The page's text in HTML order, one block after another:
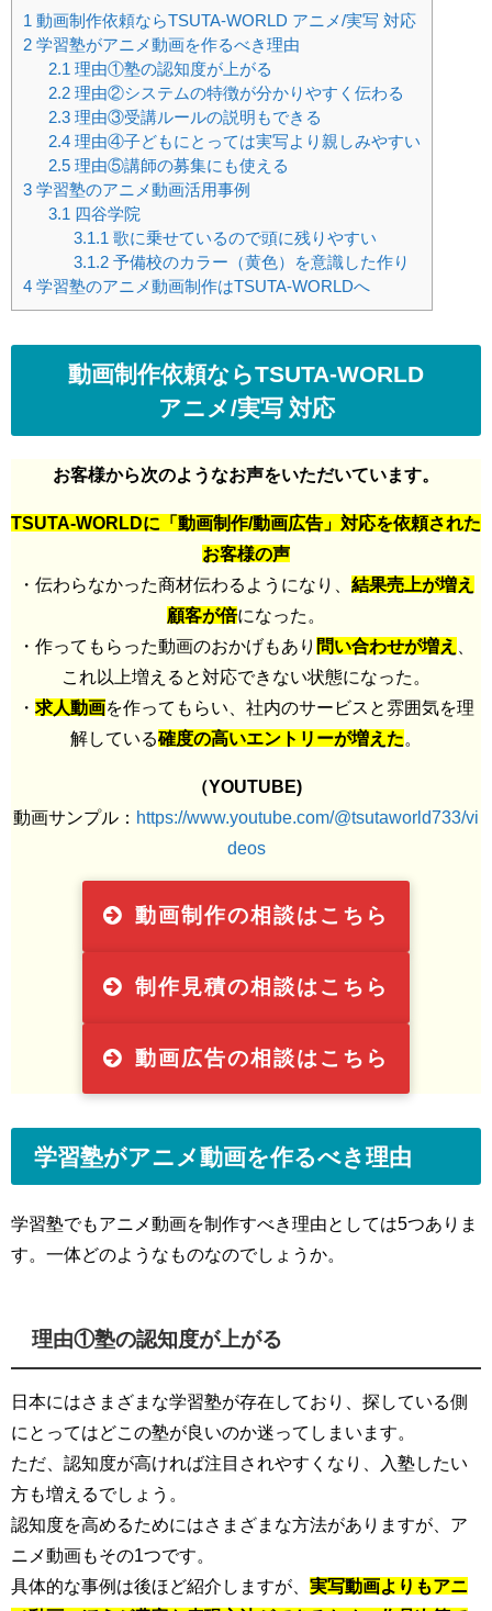
1 動画制作依頼ならTSUTA-WORLD アニメ/実写 対応
2 学習塾がアニメ動画を作るべき理由
2.1 理由①塾の認知度が上がる
2.2理由②システムの特徴が分かりやすく伝わる
2.3理由③受講ルールの説明もできる
2.4理由④子どもにとっては実写より親しみやすい
2.5理由⑤講師の募集にも使える
3 学習塾のアニメ動画活用事例
3.1 四谷学院
3.1.1 歌に乗せているので頭に残りやすい
3.1.2予備校のカラー（黄色）を意識した作り
4 学習塾のアニメ動画制作はTSUTA-WORLDへ
動画制作依頼ならTSUTA-WORLD
アニメ/実写 対応
お客様から次のようなお声をいただいています。
TSUTA-WORLDに「動画制作/動画広告」対応を依頼された
お客様の声
・伝わらなかった商材伝わるようになり、 結果売上が増え
顧客が倍になった。
・作ってもらった動画のおかげもあり 問い合わせが増え
これ以上増えると対応できない状態になった。
・ 求人動画を作ってもらい、社内のサービスと雰囲気を理
解している確度の高いエントリーが増えた
（YOUTUBE)
動画サンプル： https://www.youtube.com/@tsutaworld733/vi
deos
動画制作の相談はこちら
制作見積の相談はこちら
動画広告の相談はこちら
学習塾がアニメ動画を作るべき理由
学習塾でもアニメ動画を制作すべき理由としては5つありま
す。一体どのようなものなのでしょうか。
理由①塾の認知度が上がる
日本にはさまざまな学習塾が存在しており、探している側
にとってはどこの塾が良いのか迷ってしまいます。
ただ、認知度が高ければ注目されやすくなり、入塾したい
方も増えるでしょう。
認知度を高めるためにはさまざまな方法がありますが、ア
ニメ動画もその1つです。
具体的な事例は後ほど紹介しますが、 実写動画よりもアニ